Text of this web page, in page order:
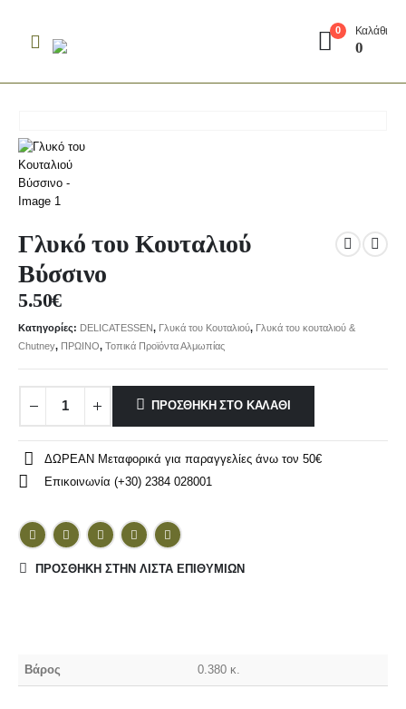
0 Καλάθι
0
Γλυκό του Κουταλιού
Βύσσινο
5.50€
Κατηγορίες: DELICATESSEN, Γλυκά του Κουταλιού, Γλυκά του κουταλιού &
Chutney, ΠΡΩΙΝΟ, Τοπικά Προϊόντα Αλμωπίας
ΠΡΟΣΘΉΚΗ ΣΤΟ ΚΑΛΆΘΙ
ΔΩΡΕΑΝ Μεταφορικά για παραγγελίες άνω τον 50€
Επικοινωνία (+30) 2384 028001
ΠΡΌΣΘΉΚΗ ΣΤΗΝ ΛΊΣΤΑ ΕΠΙΘΥΜΙΏΝ
Βάρος 0.380 κ.